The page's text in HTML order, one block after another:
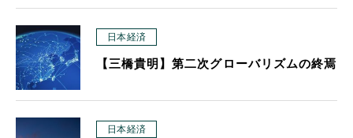
日本経済
【三橋貴明】第二次グローバリズムの終焉
日本経済